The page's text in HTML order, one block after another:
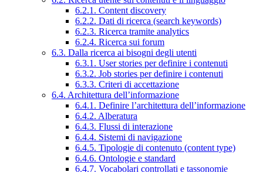
6.2.1. Content discovery
6.2.2. Dati di ricerca (search keywords)
6.2.3. Ricerca tramite analytics
6.2.4. Ricerca sui forum
6.3. Dalla ricerca ai bisogni degli utenti
6.3.1. User stories per definire i contenuti
6.3.2. Job stories per definire i contenuti
6.3.3. Criteri di accettazione
6.4. Architettura dell’informazione
6.4.1. Definire l’architettura dell’informazione
6.4.2. Alberatura
6.4.3. Flussi di interazione
6.4.4. Sistemi di navigazione
6.4.5. Tipologie di contenuto (content type)
6.4.6. Ontologie e standard
6.4.7. Vocabolari controllati e tassonomie